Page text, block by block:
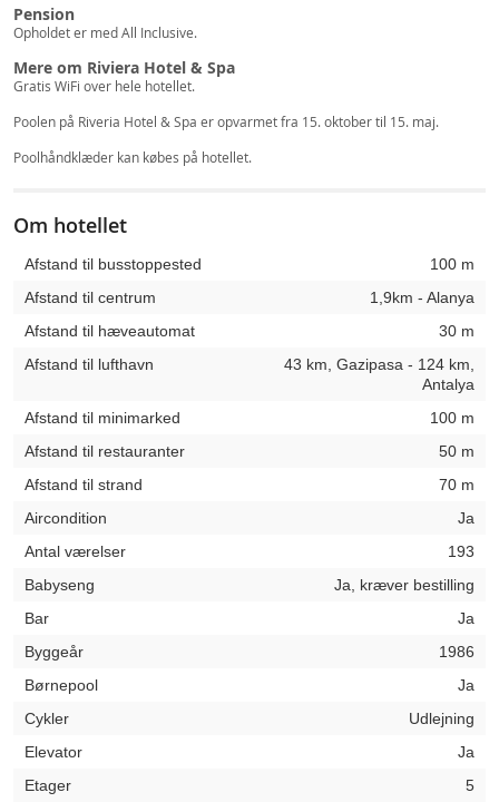
Pension
Opholdet er med All Inclusive.
Mere om Riviera Hotel & Spa
Gratis WiFi over hele hotellet.
Poolen på Riveria Hotel & Spa er opvarmet fra 15. oktober til 15. maj.
Poolhåndklæder kan købes på hotellet.
Om hotellet
Afstand til busstoppested
100 m
Afstand til centrum
1,9km - Alanya
Afstand til hæveautomat
30 m
Afstand til lufthavn
43 km, Gazipasa - 124 km,
Antalya
Afstand til minimarked
100 m
Afstand til restauranter
50 m
Afstand til strand
70 m
Aircondition
Ja
Antal værelser
193
Babyseng
Ja, kræver bestilling
Bar
Ja
Byggeår
1986
Børnepool
Ja
Cykler
Udlejning
Elevator
Ja
Etager
5